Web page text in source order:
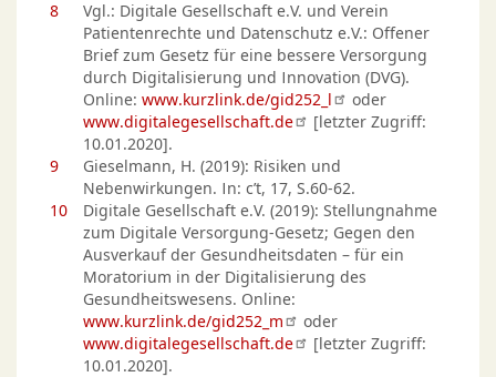
8
Vgl.: Digitale Gesellschaft e.V. und Verein
Patientenrechte und Datenschutz e.V.: Offener
Brief zum Gesetz für eine bessere Versorgung
durch Digitalisierung und Innovation (DVG).
Online: www.kurzlink.de/gid252_l
oder
www.digitalegesellschaft.de
[letzter Zugriff:
10.01.2020].
9
Gieselmann, H. (2019): Risiken und
Nebenwirkungen. In: c’t, 17, S.60-62.
10
Digitale Gesellschaft e.V. (2019): Stellungnahme
zum Digitale Versorgung-Gesetz; Gegen den
Ausverkauf der Gesundheitsdaten – für ein
Moratorium in der Digitalisierung des
Gesundheitswesens. Online:
www.kurzlink.de/gid252_m
oder
www.digitalegesellschaft.de
[letzter Zugriff:
10.01.2020].